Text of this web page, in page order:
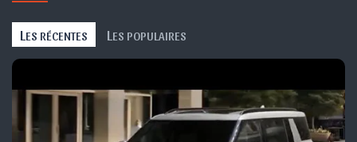
L ES RÉCENTES L ES POPULAIRES